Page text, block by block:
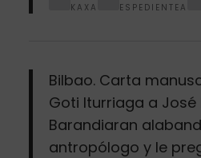
KAXA ESPEDIENTEA
Bilbao. Carta
Goti Iturriaga a José
Barandiaran
antropólogo y le